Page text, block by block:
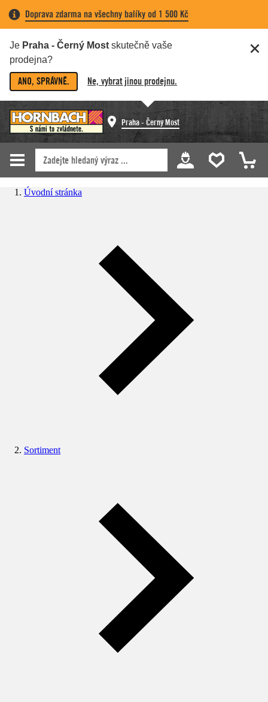
Doprava zdarma na všechny balíky od 1 500 Kč
Je Praha - Černý Most skutečně vaše
prodejna?
ANO, SPRÁVNĚ. Ne, vybrat jinou prodejnu.
Praha - Černý Most
Úvodní stránka
Sortiment